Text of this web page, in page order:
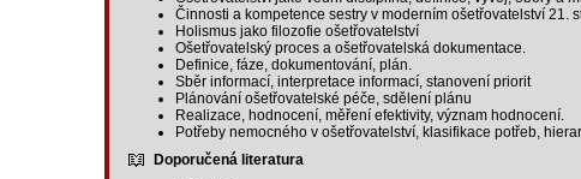
Činnosti a kompetence sestry v moderním ošetřovatelství 21.
Holismus jako filozofie ošetřovatelství
Ošetřovatelský proces a ošetřovatelská dokumentace.
Definice, fáze, dokumentování, plán.
Sběr informací, interpretace informací, stanovení priorit
Plánování ošetřovatelské péče, sdělení plánu
Realizace, hodnocení, měření efektivity, význam hodnocení.
Potřeby nemocného v ošetřovatelství, klasifikace potřeb,
Doporučená literatura